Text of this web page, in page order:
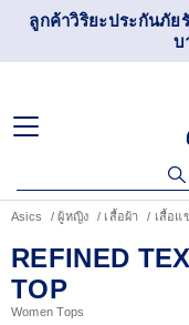
ลูกค้าวิริยะประกันภัย
บ
Asics ผู้หญิง เสื้อผ้า เสื้อ
REFINED
TOP
Women Tops